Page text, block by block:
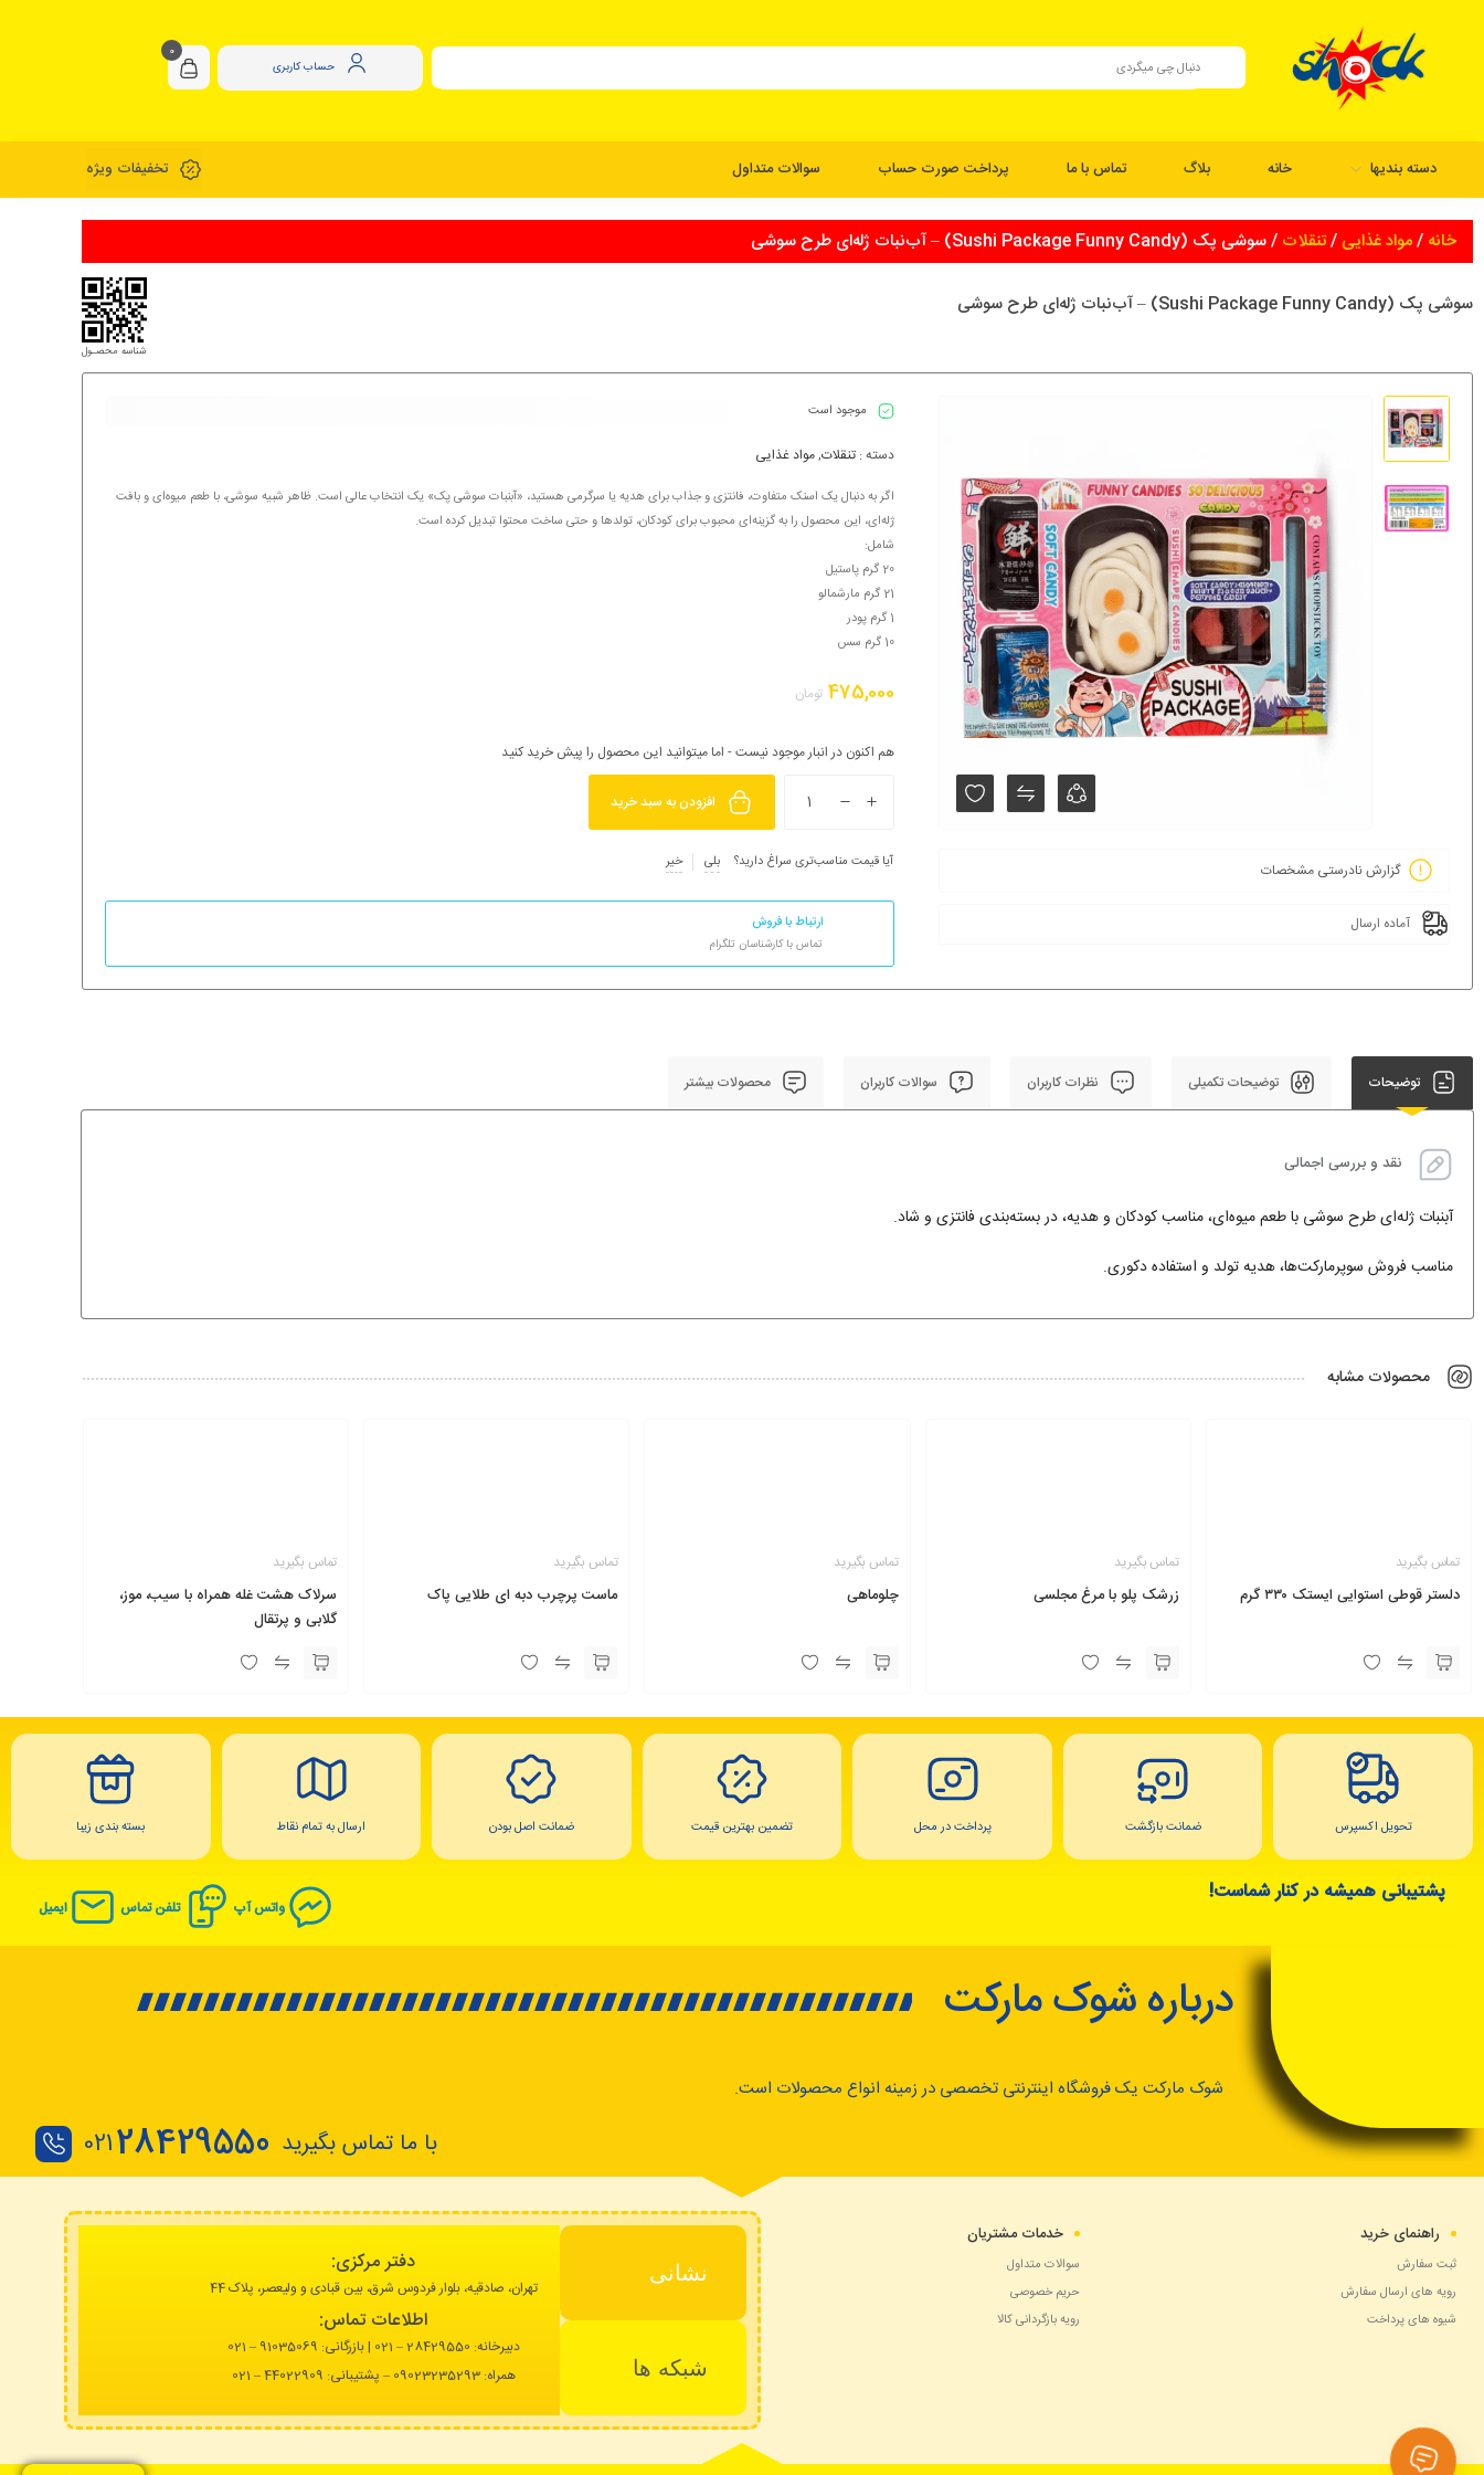
حساب کاربری
0
دسته بندیها خانه بلاگ تماس با ما پرداخت صورت حساب سوالات متداول تخفیفات ویژه
خانه /مواد غذایی /تنقلات / سوشی پک (Sushi Package Funny Candy) – آب‌نبات ژله‌ای طرح سوشی
سوشی پک (Sushi Package Funny Candy) – آب‌نبات ژله‌ای طرح سوشی
شناسه محصـول
گزارش نادرستی مشخصات
آماده ارسال
موجود است
دسته :تنقلات,مواد غذایی
اگر به دنبال یک اسنک متفاوت، فانتزی و جذاب برای هدیه یا سرگرمی هستید، «آبنبات سوشی پک» یک انتخاب عالی است. ظاهر شبیه سوشی، با طعم میوه‌ای و بافت
ژله‌ای، این محصول را به گزینه‌ای محبوب برای کودکان، تولدها و حتی ساخت محتوا تبدیل کرده است.
شامل:
20 گرم پاستیل
21 گرم مارشمالو
1 گرم پودر
10 گرم سس
475,000 تومان
هم اکنون در انبار موجود نیست - اما میتوانید این محصول را پیش خرید کنید
افزودن به سبد خرید
آیا قیمت مناسب‌تری سراغ دارید؟ بلی خیر
ارتباط با فروش
تماس با کارشناسان تلگرام
توضیحات توضیحات تکمیلی نظرات کاربران سوالات کاربران محصولات بیشتر
نقد و بررسی اجمالی
آبنبات ژله‌ای طرح سوشی با طعم میوه‌ای، مناسب کودکان و هدیه، در بسته‌بندی فانتزی و شاد.
مناسب فروش سوپرمارکت‌ها، هدیه تولد و استفاده دکوری.
محصولات مشابه
تماس بگیرید
دلستر قوطی استوایی ایستک ۳۳۰ گرم
تماس بگیرید
زرشک پلو با مرغ مجلسی
تماس بگیرید
چلوماهی
تماس بگیرید
ماست پرچرب دبه ای طلایی پاک
تماس بگیرید
سرلاک هشت غله همراه با سیب، موز،
گلابی و پرتقال
تحویل اکسپرس ضمانت بازگشت پرداخت در محل تضمین بهترین قیمت ضمانت اصل بودن ارسال به تمام نقاط بسته بندی زیبا
پشتیبانی همیشه در کنار شماست!
واتس آپ تلفن تماس ایمیل
درباره شوک مارکت
شوک مارکت یک فروشگاه اینترنتی تخصصی در زمینه انواع محصولات است.
28429550
021 با ما تماس بگیرید
راهنمای خرید
ثبت سفارش
رویه های ارسال سفارش
شیوه های پرداخت
خدمات مشتریان
سوالات متداول
حریم خصوصی
رویه بازگردانی کالا
نشانی
شبکه ها
دفتر مرکزی:
تهران، صادقیه، بلوار فردوس شرق، بین قبادی و ولیعصر، پلاک 44
اطلاعات تماس:
دبیرخانه: 28429550 – 021 |
بازرگانی: 91035069 – 021
همراه: 09023235293 – پشتیبانی: 44022909 – 021